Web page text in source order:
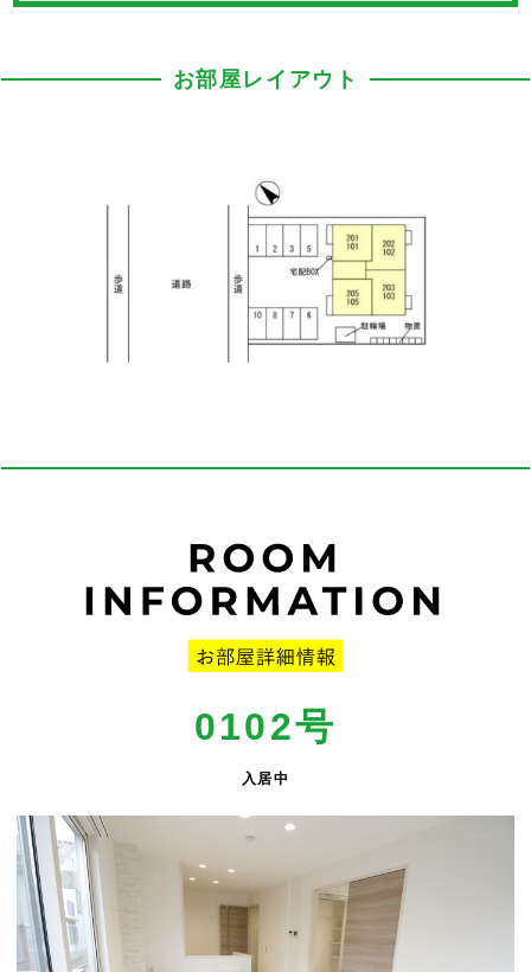
お部屋レイアウト
0102号
入居中